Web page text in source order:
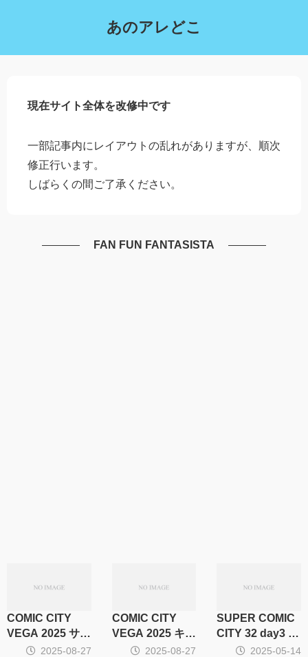
あのアレどこ
現在サイト全体を改修中です
一部記事内にレイアウトの乱れがありますが、順次
修正行います。
しばらくの間ご了承ください。
FAN FUN FANTASISTA
COMIC CITY
VEGA 2025 サー
クル集計2025-08-27
COMIC CITY
VEGA 2025 キャ
ラ・CP別集計
2025-08-27
SUPER COMIC
CITY 32 day3 サ
ークル集計2025-05-14